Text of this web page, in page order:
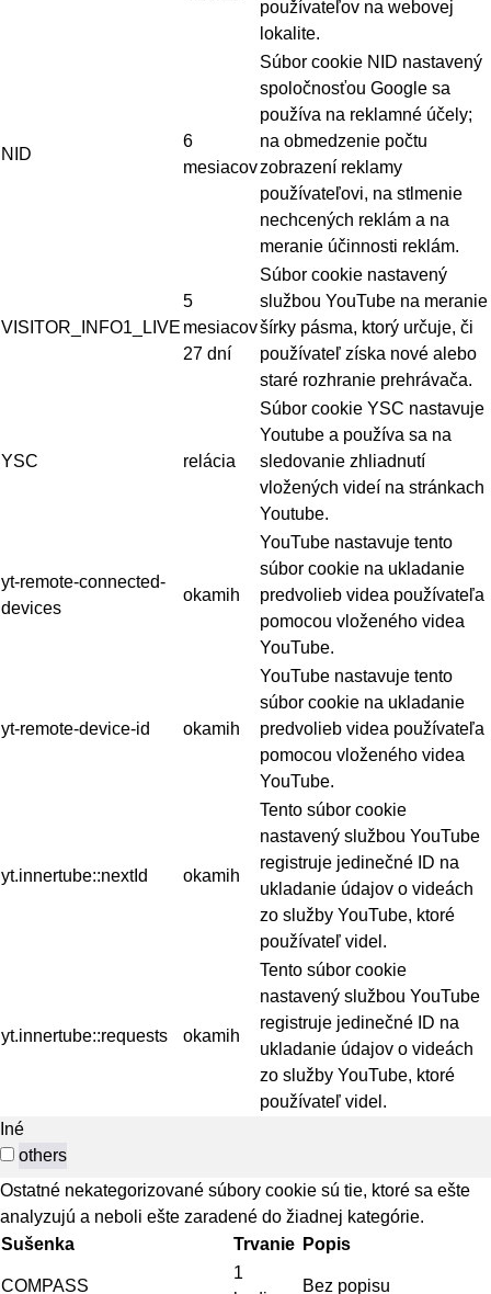
používateľov na webovej
lokalite.
NID
6
mesiacov
Súbor cookie NID nastavený
spoločnosťou Google sa
používa na reklamné účely;
na obmedzenie počtu
zobrazení reklamy
používateľovi, na stlmenie
nechcených reklám a na
meranie účinnosti reklám.
VISITOR_INFO1_LIVE
5
mesiacov
27 dní
Súbor cookie nastavený
službou YouTube na meranie
šírky pásma, ktorý určuje, či
používateľ získa nové alebo
staré rozhranie prehrávača.
YSC relácia
Súbor cookie YSC nastavuje
Youtube a používa sa na
sledovanie zhliadnutí
vložených videí na stránkach
Youtube.
yt-remote-connected-
devices
okamih
YouTube nastavuje tento
súbor cookie na ukladanie
predvolieb videa používateľa
pomocou vloženého videa
YouTube.
yt-remote-device-id okamih
YouTube nastavuje tento
súbor cookie na ukladanie
predvolieb videa používateľa
pomocou vloženého videa
YouTube.
yt.innertube::nextId okamih
Tento súbor cookie
nastavený službou YouTube
registruje jedinečné ID na
ukladanie údajov o videách
zo služby YouTube, ktoré
používateľ videl.
yt.innertube::requests okamih
Tento súbor cookie
nastavený službou YouTube
registruje jedinečné ID na
ukladanie údajov o videách
zo služby YouTube, ktoré
používateľ videl.
Iné
others
Ostatné nekategorizované súbory cookie sú tie, ktoré sa ešte
analyzujú a neboli ešte zaradené do žiadnej kategórie.
Sušenka
Trvanie Popis
COMPASS
1
Bez popisu